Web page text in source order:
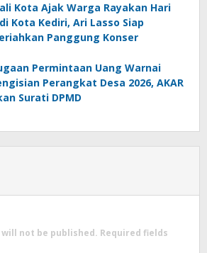
Kota Ajak Warga Rayakan Hari
Kota Kediri, Ari Lasso Siap
Panggung Konser
Permintaan Uang Warnai
Perangkat Desa 2026, AKAR
Surati DPMD
not be published. Required fields